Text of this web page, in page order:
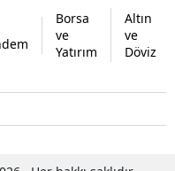
Borsa
ve
Yatırım
Altın
ve
Döviz